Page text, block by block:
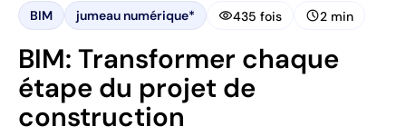
BIM jumeau numérique* visibility435 fois schedule2 min
BIM: Transformer chaque
étape du projet de
construction